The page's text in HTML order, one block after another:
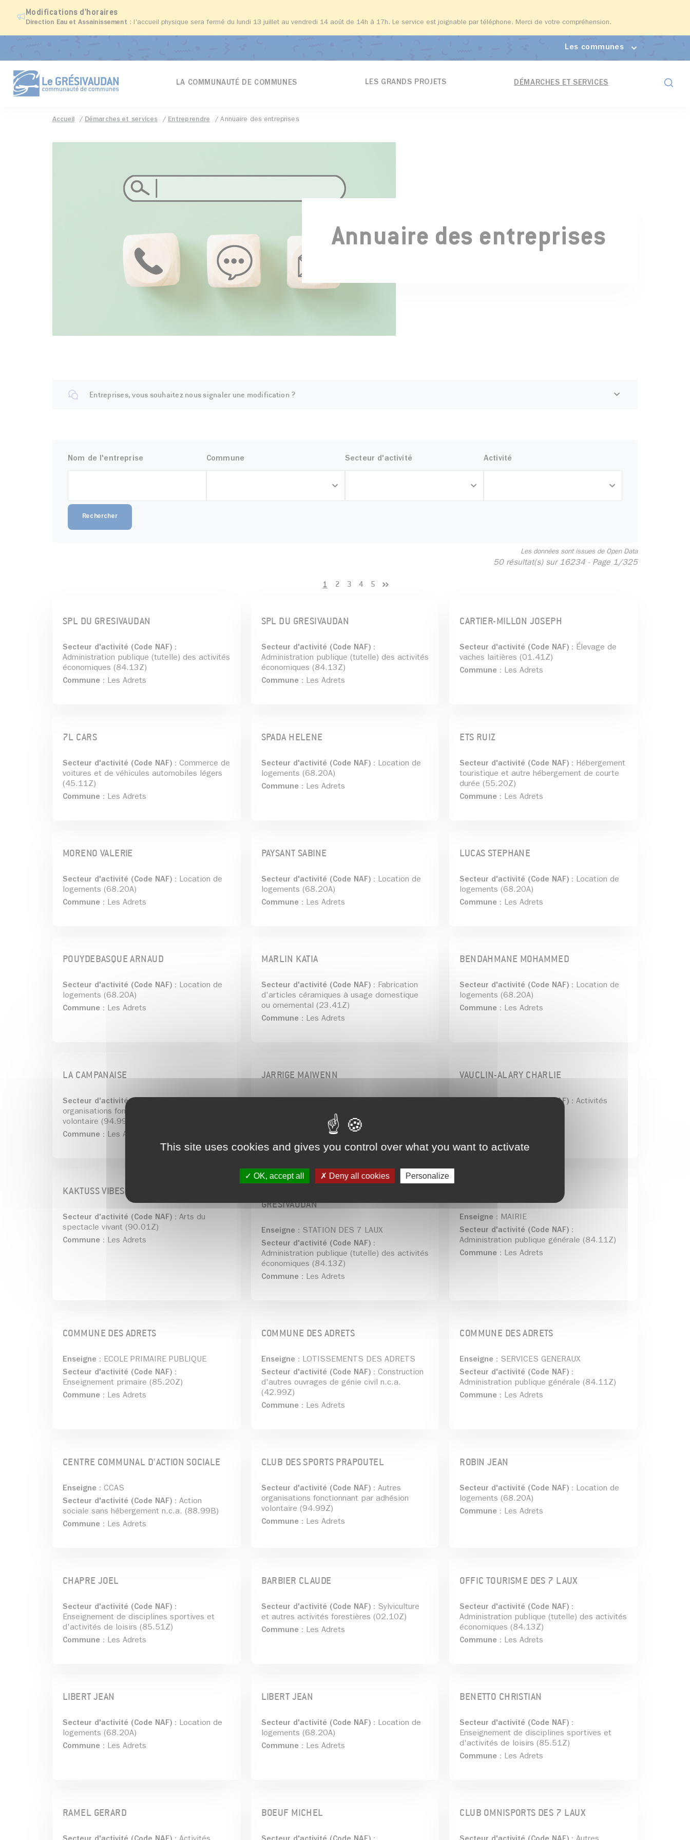
This site uses cookies and gives you control over what you want to activate
OK, accept all Deny all cookies Personalize
Modifications d'horaires
Direction Eau et Assainissement : l'accueil physique sera fermé du lundi 13 juillet au vendredi 14 août de 14h à 17h. Le service est joignable par téléphone. Merci de votre compréhension.
Les communes
LA COMMUNAUTÉ DE COMMUNES LES GRANDS PROJETS DÉMARCHES ET SERVICES
Accueil Démarches et services Entreprendre Annuaire des entreprises
Annuaire des entreprises
Entreprises, vous souhaitez nous signaler une modification ?
Nom de l'entreprise Commune Secteur d'activité Activité
Les données sont issues de Open Data
50 résultat(s) sur 16234 - Page 1/325
1 2 3 4 5
SPL DU GRESIVAUDAN
Secteur d'activité (Code NAF) :
Administration publique (tutelle) des activités
économiques (84.13Z)
Commune : Les Adrets
SPL DU GRESIVAUDAN
Secteur d'activité (Code NAF) :
Administration publique (tutelle) des activités
économiques (84.13Z)
Commune : Les Adrets
CARTIER-MILLON JOSEPH
Secteur d'activité (Code NAF) : Élevage de
vaches laitières (01.41Z)
Commune : Les Adrets
7L CARS
Secteur d'activité (Code NAF) : Commerce de
voitures et de véhicules automobiles légers
(45.11Z)
Commune : Les Adrets
SPADA HELENE
Secteur d'activité (Code NAF) : Location de
logements (68.20A)
Commune : Les Adrets
ETS RUIZ
Secteur d'activité (Code NAF) : Hébergement
touristique et autre hébergement de courte
durée (55.20Z)
Commune : Les Adrets
MORENO VALERIE
Secteur d'activité (Code NAF) : Location de
logements (68.20A)
Commune : Les Adrets
PAYSANT SABINE
Secteur d'activité (Code NAF) : Location de
logements (68.20A)
Commune : Les Adrets
LUCAS STEPHANE
Secteur d'activité (Code NAF) : Location de
logements (68.20A)
Commune : Les Adrets
POUYDEBASQUE ARNAUD
Secteur d'activité (Code NAF) : Location de
logements (68.20A)
Commune : Les Adrets
MARLIN KATIA
Secteur d'activité (Code NAF) : Fabrication
d'articles céramiques à usage domestique
ou ornemental (23.41Z)
Commune : Les Adrets
BENDAHMANE MOHAMMED
Secteur d'activité (Code NAF) : Location de
logements (68.20A)
Commune : Les Adrets
LA CAMPANAISE
Secteur d'activité (Code NAF) :
organisations fonctionnant par adhésion
volontaire (94.99Z)
Commune : Les Adrets
JARRIGE MAIWENN
Enseignement de disciplines sportives et
d'activités de loisirs (85.51Z)
Les Adrets
VAUCLIN-ALARY CHARLIE
Secteur d'activité (Code NAF) : Activités
KAKTUSS VIBES EVENTS
Secteur d'activité (Code NAF) : Arts du
spectacle vivant (90.01Z)
Commune : Les Adrets
GRESIVAUDAN
Enseigne : STATION DES 7 LAUX
Secteur d'activité (Code NAF) :
Administration publique (tutelle) des activités
économiques (84.13Z)
Commune : Les Adrets
Enseigne : MAIRIE
Secteur d'activité (Code NAF) :
Administration publique générale (84.11Z)
Commune : Les Adrets
COMMUNE DES ADRETS
Enseigne : ECOLE PRIMAIRE PUBLIQUE
Secteur d'activité (Code NAF) :
Enseignement primaire (85.20Z)
Commune : Les Adrets
COMMUNE DES ADRETS
Enseigne : LOTISSEMENTS DES ADRETS
Secteur d'activité (Code NAF) : Construction
d'autres ouvrages de génie civil n.c.a.
(42.99Z)
Commune : Les Adrets
COMMUNE DES ADRETS
Enseigne : SERVICES GENERAUX
Secteur d'activité (Code NAF) :
Administration publique générale (84.11Z)
Commune : Les Adrets
CENTRE COMMUNAL D'ACTION SOCIALE
Enseigne : CCAS
Secteur d'activité (Code NAF) : Action
sociale sans hébergement n.c.a. (88.99B)
Commune : Les Adrets
CLUB DES SPORTS PRAPOUTEL
Secteur d'activité (Code NAF) : Autres
organisations fonctionnant par adhésion
volontaire (94.99Z)
Commune : Les Adrets
ROBIN JEAN
Secteur d'activité (Code NAF) : Location de
logements (68.20A)
Commune : Les Adrets
CHAPRE JOEL
Secteur d'activité (Code NAF) :
Enseignement de disciplines sportives et
d'activités de loisirs (85.51Z)
Commune : Les Adrets
BARBIER CLAUDE
Secteur d'activité (Code NAF) : Sylviculture
et autres activités forestières (02.10Z)
Commune : Les Adrets
OFFIC TOURISME DES 7 LAUX
Secteur d'activité (Code NAF) :
Administration publique (tutelle) des activités
économiques (84.13Z)
Commune : Les Adrets
LIBERT JEAN
Secteur d'activité (Code NAF) : Location de
logements (68.20A)
Commune : Les Adrets
LIBERT JEAN
Secteur d'activité (Code NAF) : Location de
logements (68.20A)
Commune : Les Adrets
BENETTO CHRISTIAN
Secteur d'activité (Code NAF) :
Enseignement de disciplines sportives et
d'activités de loisirs (85.51Z)
Commune : Les Adrets
RAMEL GERARD BOEUF MICHEL CLUB OMNISPORTS DES 7 LAUX